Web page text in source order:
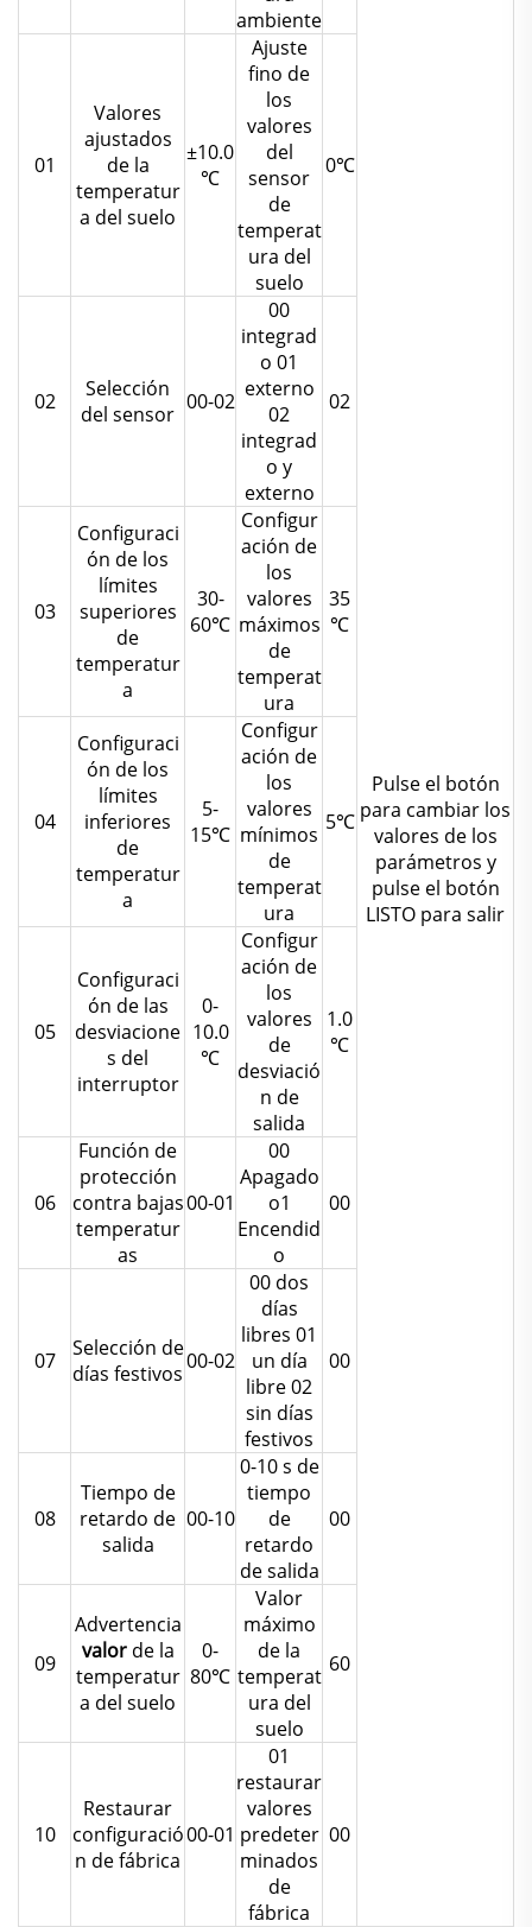
ambiente
Pulse el botón
para cambiar los
valores de los
parámetros y
pulse el botón
LISTO para salir
01
Valores
ajustados
de la
temperatur
a del suelo
±10.0
℃
Ajuste
fino de
los
valores
del
sensor
de
temperat
ura del
suelo
0℃
02
Selección
del sensor 00-02
00
integrad
o 01
externo
02
integrad
o y
externo
02
03
Configuraci
ón de los
límites
superiores
de
temperatur
a
30-
60℃
Configur
ación de
los
valores
máximos
de
temperat
ura
35
℃
04
Configuraci
ón de los
límites
inferiores
de
temperatur
a
5-
15℃
Configur
ación de
los
valores
mínimos
de
temperat
ura
5℃
05
Configuraci
ón de las
desviacione
s del
interruptor
0-
10.0
℃
Configur
ación de
los
valores
de
desviació
n de
salida
1.0
℃
06
Función de
protección
contra bajas
temperatur
as
00-01
00
Apagado
o1
Encendid
o
00
07
Selección de
días festivos00-02
00 dos
días
libres 01
un día
libre 02
sin días
festivos
00
08
Tiempo de
retardo de
salida
00-10
0-10 s de
tiempo
de
retardo
de salida
00
09
Advertencia
valor de la
temperatur
a del suelo
0-
80℃
Valor
máximo
de la
temperat
ura del
suelo
60
10
Restaurar
configuració
n de fábrica
00-01
01
restaurar
valores
predeter
minados
de
fábrica
00